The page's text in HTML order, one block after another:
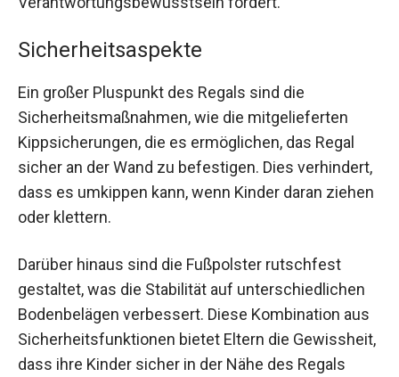
Sicherheitsaspekte
Ein großer Pluspunkt des Regals sind die
Sicherheitsmaßnahmen, wie die mitgelieferten
Kippsicherungen, die es ermöglichen, das Regal
sicher an der Wand zu befestigen. Dies verhindert,
dass es umkippen kann, wenn Kinder daran ziehen
oder klettern.
Darüber hinaus sind die Fußpolster rutschfest
gestaltet, was die Stabilität auf unterschiedlichen
Bodenbelägen verbessert. Diese Kombination aus
Sicherheitsfunktionen bietet Eltern die Gewissheit,
dass ihre Kinder sicher in der Nähe des Regals